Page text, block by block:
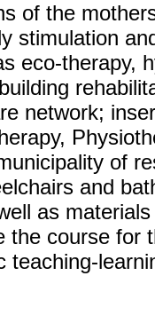
of the
stimulation
eco-therapy,
network;
of
and
as
the course for
teaching-